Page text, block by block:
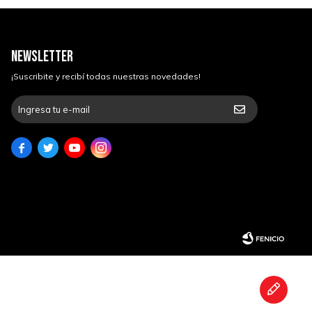
NEWSLETTER
¡Suscribite y recibí todas nuestras novedades!
   